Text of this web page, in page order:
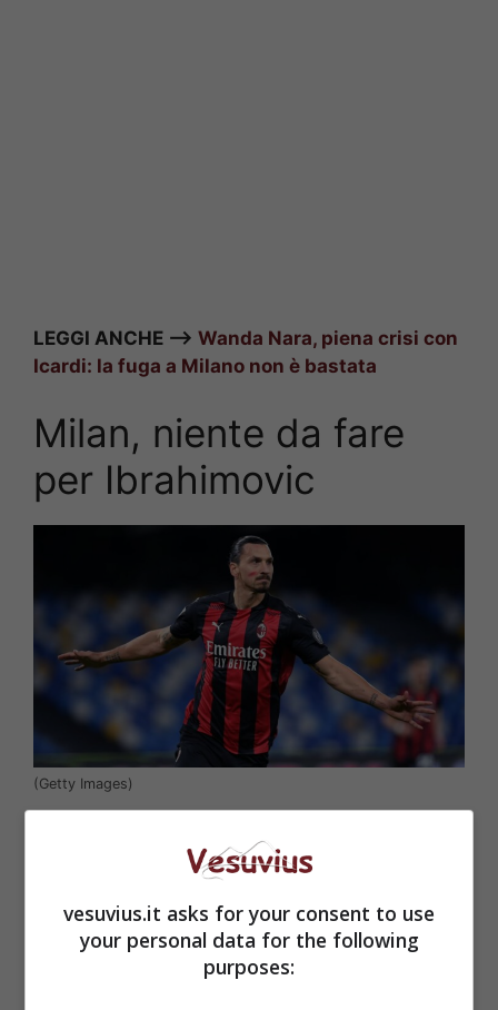
LEGGI ANCHE –> Wanda Nara, piena crisi con
Icardi: la fuga a Milano non è bastata
Milan, niente da fare
per Ibrahimovic
(Getty Images)
vesuvius.it asks for your consent to use
your personal data for the following
purposes: